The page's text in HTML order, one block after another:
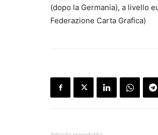
(dopo la Germania), a livello
Federazione Carta Grafica)